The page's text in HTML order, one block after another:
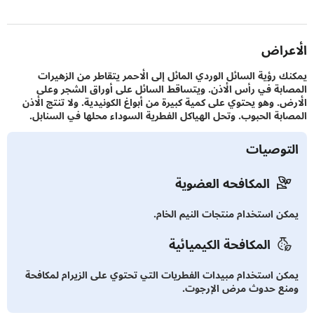
رؤية السائل الوردي المائل إلى الأحمر يتقاطر من الزهيرات
في رأس الأذن. ويتساقط السائل على أوراق الشجر وعلى
وهو يحتوي على كمية كبيرة من أبواغ الكونيدية. ولا تنتج الأذن
الحبوب. وتحل الهياكل الفطرية السوداء محلها في السنابل.
المكافحه العضوية
استخدام منتجات النيم الخام.
المكافحة الكيميائية
استخدام مبيدات الفطريات التي تحتوي على الزيرام لمكافحة
حدوث مرض الإرجوت.